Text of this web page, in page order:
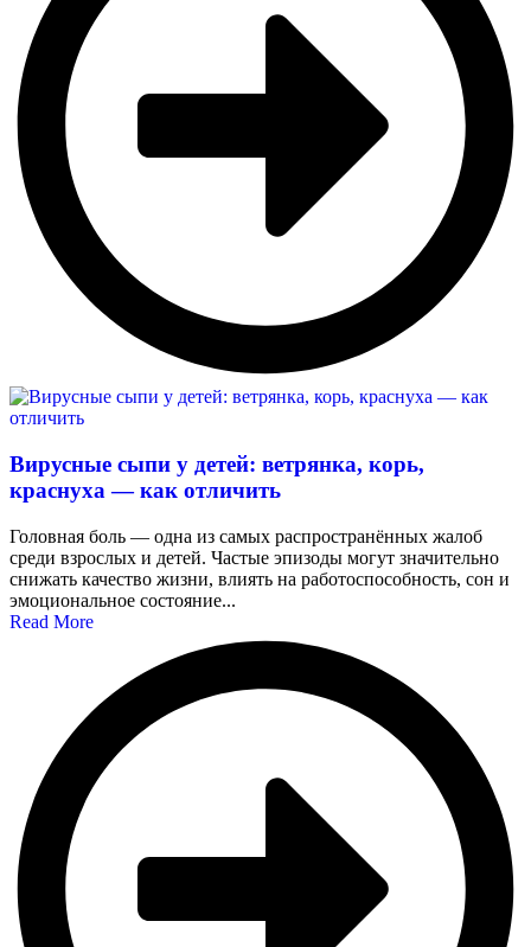
Вирусные сыпи у детей: ветрянка, корь,
краснуха — как отличить
Головная боль — одна из самых распространённых жалоб
среди взрослых и детей. Частые эпизоды могут значительно
снижать качество жизни, влиять на работоспособность, сон и
эмоциональное состояние...
Read More